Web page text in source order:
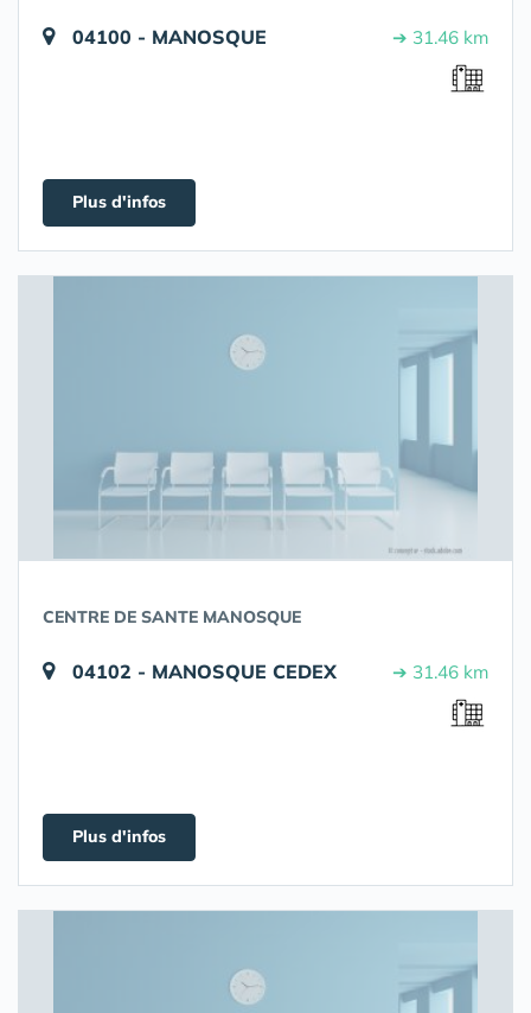
04100 - MANOSQUE ➔ 31.46 km
Plus d'infos
CENTRE DE SANTE MANOSQUE
04102 - MANOSQUE CEDEX ➔ 31.46 km
Plus d'infos